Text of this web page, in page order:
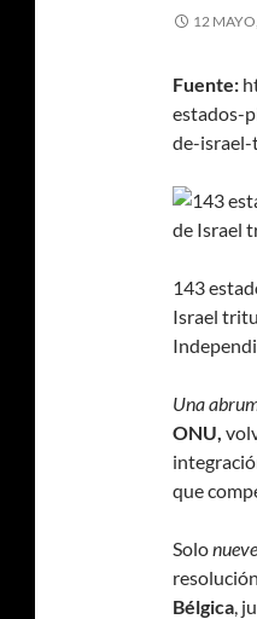
12
Fuente:
estados-
de-
143
Israel
Una
ONU,
que
Solo
Bélgica,